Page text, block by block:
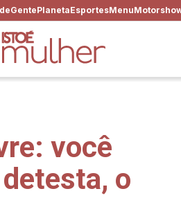
GentePlanetaEsportesMenu
você
o